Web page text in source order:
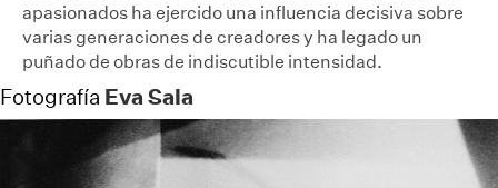
apasionados ha ejercido una influencia decisiva sobre
varias generaciones de creadores y ha legado un
puñado de obras de indiscutible intensidad.
Fotografía Eva Sala